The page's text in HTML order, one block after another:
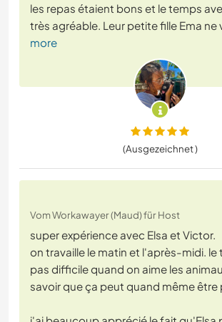
les repas étaient bons et le temps
très agréable. Leur petite fille Ema ne
more
(Ausgezeichnet )
Vom Workawayer (Maud) für Host
super expérience avec Elsa et Victor.
on travaille le matin et l'après-midi. le
pas difficile quand on aime les
savoir que ça peut quand même être